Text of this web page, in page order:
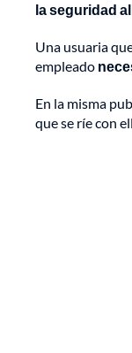
la seguridad
Una usuaria
empleado
En la misma
que se ríe con